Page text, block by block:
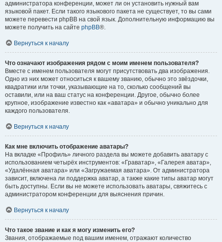
администратора конференции, может ли он установить нужный вам
языковой пакет. Если такого языкового пакета не существует, то вы сами
можете перевести phpBB на свой язык. Дополнительную информацию вы
можете получить на сайте phpBB®.
Вернуться к началу
Что означают изображения рядом с моим именем пользователя?
Вместе с именем пользователя могут присутствовать два изображения.
Одно из них может относиться к вашему званию, обычно это звёздочки,
квадратики или точки, указывающие на то, сколько сообщений вы
оставили, или на ваш статус на конференции. Другое, обычно более
крупное, изображение известно как «аватара» и обычно уникально для
каждого пользователя.
Вернуться к началу
Как мне включить отображение аватары?
На вкладке «Профиль» личного раздела вы можете добавить аватару с
использованием четырёх инструментов: «Граватар», «Галерея аватар»,
«Удалённая аватара» или «Загружаемая аватара». От администратора
зависит, включена ли поддержка аватар, а также какие типы аватар могут
быть доступны. Если вы не можете использовать аватары, свяжитесь с
администратором конференции для выяснения причин.
Вернуться к началу
Что такое звание и как я могу изменить его?
Звания, отображаемые под вашим именем, отражают количество